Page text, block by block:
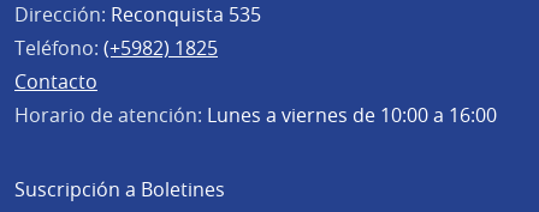
Dirección: Reconquista 535
Teléfono: (+5982) 1825
Contacto
Horario de atención: Lunes a viernes de 10:00 a 16:00
Suscripción a Boletines